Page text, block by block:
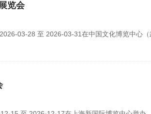
览会
03-28 至 2026-03-31在中国文化博览中心